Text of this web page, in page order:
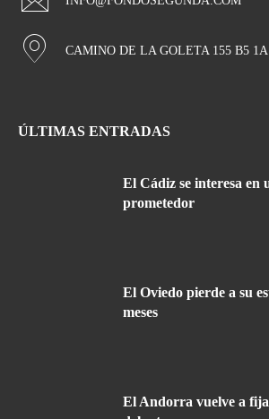
CAMINO DE LA GOLETA 155 B5
ÚLTIMAS ENTRADAS
El Cádiz se interesa en
prometedor
El Oviedo pierde a su
meses
El Andorra vuelve a